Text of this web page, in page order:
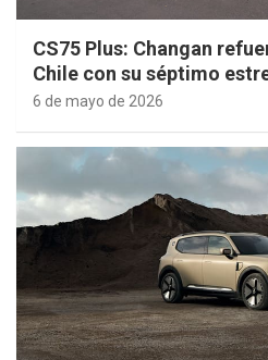
CS75 Plus: Changan
Chile con su séptimo
6 de mayo de 2026